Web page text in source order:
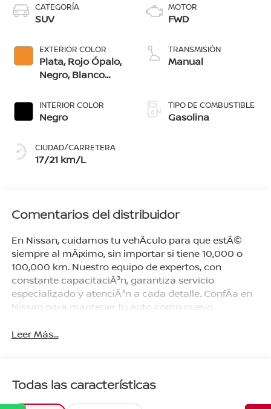
CATEGORÍA
SUV
EXTERIOR COLOR
Plata, Rojo Ópalo,
Negro, Blanco
Bengala, Azul
Ártico, Gris Oxford
INTERIOR COLOR
Negro
CIUDAD/CARRETERA
17/21 km/L
MOTOR
FWD
TRANSMISIÓN
Manual
TIPO DE COMBUSTIBLE
Gasolina
Comentarios del distribuidor
En Nissan, cuidamos tu vehÃ­culo para que estÃ©
siempre al mÃ¡ximo, sin importar si tiene 10,000 o
100,000 km. Nuestro equipo de expertos, con
constante capacitaciÃ³n, garantiza servicio
especializado y atenciÃ³n a cada detalle. ConfÃ­a en
Nissan para mantener tu auto como nuevo.
Leer Más...
Todas las características